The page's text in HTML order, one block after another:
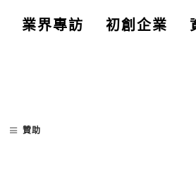
業界專訪 初創企業
贊助